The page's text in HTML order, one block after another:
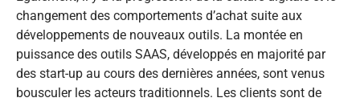
changement des comportements d’achat suite aux
développements de nouveaux outils. La montée en
puissance des outils SAAS, développés en majorité par
des start-up au cours des dernières années, sont venus
bousculer les acteurs traditionnels. Les clients sont de